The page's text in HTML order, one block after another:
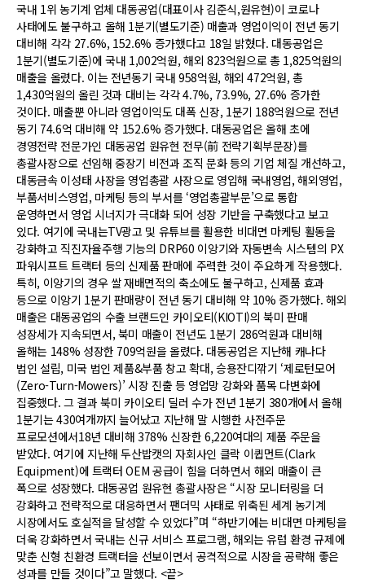
국내 1위 농기계 업체 대동공업(대표이사 김준식,원유현)이 코로나
사태에도 불구하고 올해 1분기(별도기준) 매출과 영업이익이 전년 동기
대비해 각각 27.6%, 152.6% 증가했다고 18일 밝혔다. 대동공업은
1분기(별도기준)에 국내 1,002억원, 해외 823억원으로 총 1,825억원의
매출을 올렸다. 이는 전년동기 국내 958억원, 해외 472억원, 총
1,430억원의 올린 것과 대비는 각각 4.7%, 73.9%, 27.6% 증가한
것이다. 매출뿐 아니라 영업이익도 대폭 신장, 1분기 188억원으로 전년
동기 74.6억 대비해 약 152.6% 증가했다. 대동공업은 올해 초에
경영전략 전문가인 대동공업 원유현 전무(前 전략기획부문장)를
총괄사장으로 선임해 중장기 비전과 조직 문화 등의 기업 체질 개선하고,
대동금속 이성태 사장을 영업총괄 사장으로 영입해 국내영업, 해외영업,
부품서비스영업, 마케팅 등의 부서를 ‘영업총괄부문’으로 통합
운영하면서 영업 시너지가 극대화 되어 성장 기반을 구축했다고 보고
있다. 여기에 국내는TV광고 및 유튜브를 활용한 비대면 마케팅 활동을
강화하고 직진자율주행 기능의 DRP60 이앙기와 자동변속 시스템의 PX
파워시프트 트랙터 등의 신제품 판매에 주력한 것이 주요하게 작용했다.
특히, 이앙기의 경우 쌀 재배면적의 축소에도 불구하고, 신제품 효과
등으로 이앙기 1분기 판매량이 전년 동기 대비해 약 10% 증가했다. 해외
매출은 대동공업의 수출 브랜드인 카이오티(KIOTI)의 북미 판매
성장세가 지속되면서, 북미 매출이 전년도 1분기 286억원과 대비해
올해는 148% 성장한 709억원을 올렸다. 대동공업은 지난해 캐나다
법인 설립, 미국 법인 제품&부품 창고 확대, 승용잔디깎기 ‘제로턴모어
(Zero-Turn-Mowers)’ 시장 진출 등 영업망 강화와 품목 다변화에
집중했다. 그 결과 북미 카이오티 딜러 수가 전년 1분기 380개에서 올해
1분기는 430여개까지 늘어났고 지난해 말 시행한 사전주문
프로모션에서18년 대비해 378% 신장한 6,220여대의 제품 주문을
받았다. 여기에 지난해 두산밥캣의 자회사인 클락 이큅먼트(Clark
Equipment)에 트랙터 OEM 공급이 힘을 더하면서 해외 매출이 큰
폭으로 성장했다. 대동공업 원유현 총괄사장은 “시장 모니터링을 더
강화하고 전략적으로 대응하면서 팬더믹 사태로 위축된 세계 농기계
시장에서도 호실적을 달성할 수 있었다”며 “하반기에는 비대면 마케팅을
더욱 강화하면서 국내는 신규 서비스 프로그램, 해외는 유럽 환경 규제에
맞춘 신형 친환경 트랙터을 선보이면서 공격적으로 시장을 공략해 좋은
성과를 만들 것이다”고 말했다. <끝>